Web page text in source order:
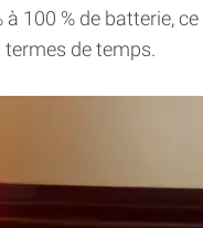
à 100 % de batterie,
de temps.